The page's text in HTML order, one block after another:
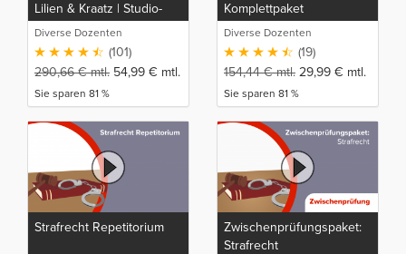
Lilien & Kraatz | Studio-
Rep
Diverse Dozenten
(101)
290,66€mtl. 54,99 € mtl.
Sie sparen 81 %
Komplettpaket
Diverse Dozenten
(19)
154,44€mtl. 29,99 € mtl.
Sie sparen 81 %
Strafrecht Repetitorium
Zwischenprüfungspaket:
Strafrecht